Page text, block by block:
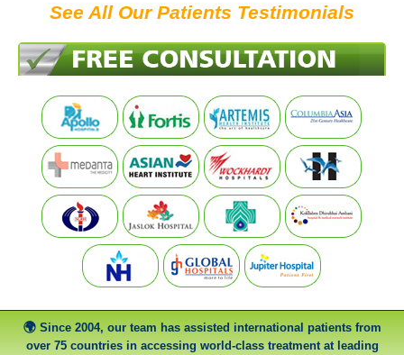
See All Our Patients Testimonials
Since 2004, our team has assisted international patients from
over 75 countries in accessing world-class treatment at leading